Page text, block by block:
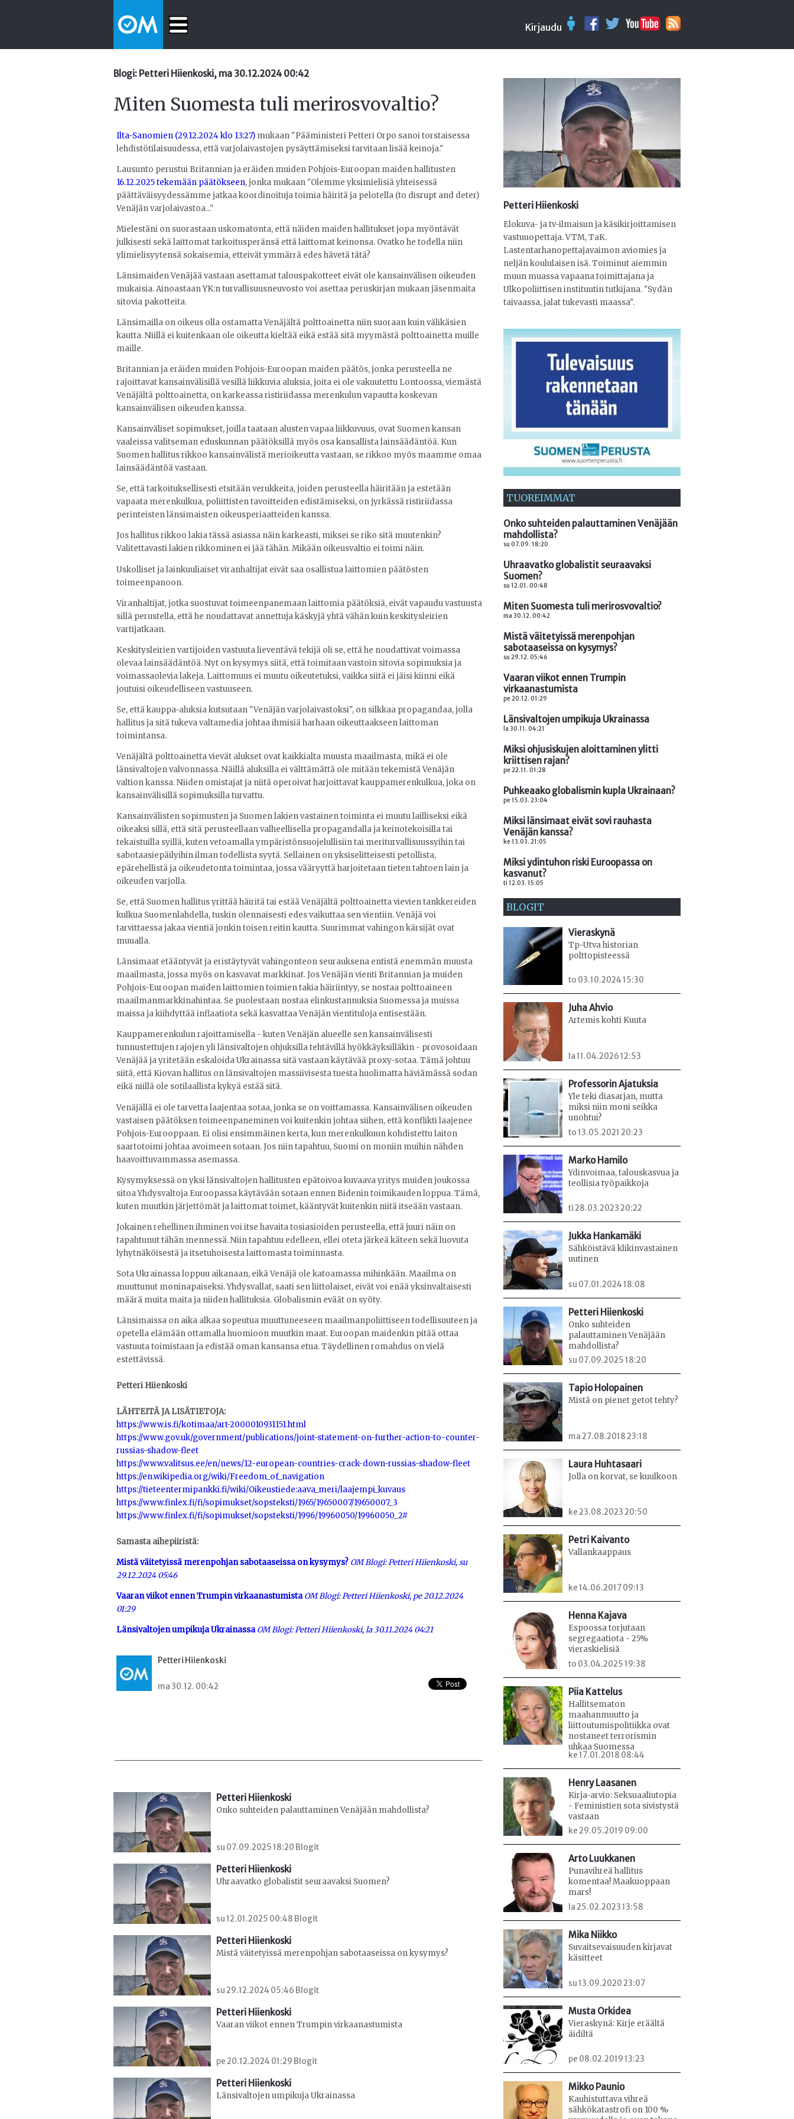
Kirjaudu
Blogi: Petteri Hiienkoski, ma 30.12.2024 00:42
Miten Suomesta tuli merirosvovaltio?
Ilta-Sanomien (29.12.2024 klo 13:27) mukaan "Pääministeri Petteri Orpo sanoi torstaisessa
lehdistötilaisuudessa, että varjolaivastojen pysäyttämiseksi tarvitaan lisää keinoja."
Lausunto perustui Britannian ja eräiden muiden Pohjois-Euroopan maiden hallitusten
16.12.2025 tekemään päätökseen, jonka mukaan "Olemme yksimielisiä yhteisessä
päättäväisyydessämme jatkaa koordinoituja toimia häiritä ja pelotella (to disrupt and deter)
Venäjän varjolaivastoa..."
Mielestäni on suorastaan uskomatonta, että näiden maiden hallitukset jopa myöntävät
julkisesti sekä laittomat tarkoitusperänsä että laittomat keinonsa. Ovatko he todella niin
ylimielisyytensä sokaisemia, etteivät ymmärrä edes hävetä tätä?
Länsimaiden Venäjää vastaan asettamat talouspakotteet eivät ole kansainvälisen oikeuden
mukaisia. Ainoastaan YK:n turvallisuusneuvosto voi asettaa peruskirjan mukaan jäsenmaita
sitovia pakotteita.
Länsimailla on oikeus olla ostamatta Venäjältä polttoainetta niin suoraan kuin välikäsien
kautta. Niillä ei kuitenkaan ole oikeutta kieltää eikä estää sitä myymästä polttoainetta muille
maille.
Britannian ja eräiden muiden Pohjois-Euroopan maiden päätös, jonka perusteella ne
rajoittavat kansainvälisillä vesillä liikkuvia aluksia, joita ei ole vakuutettu Lontoossa, viemästä
Venäjältä polttoainetta, on karkeassa ristiriidassa merenkulun vapautta koskevan
kansainvälisen oikeuden kanssa.
Kansainväliset sopimukset, joilla taataan alusten vapaa liikkuvuus, ovat Suomen kansan
vaaleissa valitseman eduskunnan päätöksillä myös osa kansallista lainsäädäntöä. Kun
Suomen hallitus rikkoo kansainvälistä merioikeutta vastaan, se rikkoo myös maamme omaa
lainsäädäntöä vastaan.
Se, että tarkoituksellisesti etsitään verukkeita, joiden perusteella häiritään ja estetään
vapaata merenkulkua, poliittisten tavoitteiden edistämiseksi, on jyrkässä ristiriidassa
perinteisten länsimaisten oikeusperiaatteiden kanssa.
Jos hallitus rikkoo lakia tässä asiassa näin karkeasti, miksei se riko sitä muutenkin?
Valitettavasti lakien rikkominen ei jää tähän. Mikään oikeusvaltio ei toimi näin.
Uskolliset ja lainkuuliaiset viranhaltijat eivät saa osallistua laittomien päätösten
toimeenpanoon.
Viranhaltijat, jotka suostuvat toimeenpanemaan laittomia päätöksiä, eivät vapaudu vastuusta
sillä perustella, että he noudattavat annettuja käskyjä yhtä vähän kuin keskitysleirien
vartijatkaan.
Keskitysleirien vartijoiden vastuuta lieventävä tekijä oli se, että he noudattivat voimassa
olevaa lainsäädäntöä. Nyt on kysymys siitä, että toimitaan vastoin sitovia sopimuksia ja
voimassaolevia lakeja. Laittomuus ei muutu oikeutetuksi, vaikka siitä ei jäisi kiinni eikä
joutuisi oikeudelliseen vastuuseen.
Se, että kauppa-aluksia kutsutaan "Venäjän varjolaivastoksi", on silkkaa propagandaa, jolla
hallitus ja sitä tukeva valtamedia johtaa ihmisiä harhaan oikeuttaakseen laittoman
toimintansa.
Venäjältä polttoainetta vievät alukset ovat kaikkialta muusta maailmasta, mikä ei ole
länsivaltojen valvonnassa. Näillä aluksilla ei välttämättä ole mitään tekemistä Venäjän
valtion kanssa. Niiden omistajat ja niitä operoivat harjoittavat kauppamerenkulkua, joka on
kansainvälisillä sopimuksilla turvattu.
Kansainvälisten sopimusten ja Suomen lakien vastainen toiminta ei muutu lailliseksi eikä
oikeaksi sillä, että sitä perusteellaan valheellisella propagandalla ja keinotekoisilla tai
tekaistuilla syillä, kuten vetoamalla ympäristönsuojelullisiin tai meriturvallisuussyihin tai
sabotaasiepäilyihin ilman todellista syytä. Sellainen on yksiselitteisesti petollista,
epärehellistä ja oikeudetonta toimintaa, jossa vääryyttä harjoitetaan tieten tahtoen lain ja
oikeuden varjolla.
Se, että Suomen hallitus yrittää häiritä tai estää Venäjältä polttoainetta vievien tankkereiden
kulkua Suomenlahdella, tuskin olennaisesti edes vaikuttaa sen vientiin. Venäjä voi
tarvittaessa jakaa vientiä jonkin toisen reitin kautta. Suurimmat vahingon kärsijät ovat
muualla.
Länsimaat etääntyvät ja eristäytyvät vahingonteon seurauksena entistä enemmän muusta
maailmasta, jossa myös on kasvavat markkinat. Jos Venäjän vienti Britannian ja muiden
Pohjois-Euroopan maiden laittomien toimien takia häiriintyy, se nostaa polttoaineen
maailmanmarkkinahintaa. Se puolestaan nostaa elinkustannuksia Suomessa ja muissa
maissa ja kiihdyttää inflaatiota sekä kasvattaa Venäjän vientituloja entisestään.
Kauppamerenkulun rajoittamisella - kuten Venäjän alueelle sen kansainvälisesti
tunnustettujen rajojen yli länsivaltojen ohjuksilla tehtävillä hyökkäyksilläkin - provosoidaan
Venäjää ja yritetään eskaloida Ukrainassa sitä vastaan käytävää proxy-sotaa. Tämä johtuu
siitä, että Kiovan hallitus on länsivaltojen massiivisesta tuesta huolimatta häviämässä sodan
eikä niillä ole sotilaallista kykyä estää sitä.
Venäjällä ei ole tarvetta laajentaa sotaa, jonka se on voittamassa. Kansainvälisen oikeuden
vastaisen päätöksen toimeenpaneminen voi kuitenkin johtaa siihen, että konflikti laajenee
Pohjois-Eurooppaan. Ei olisi ensimmäinen kerta, kun merenkulkuun kohdistettu laiton
saartotoimi johtaa avoimeen sotaan.Jos niin tapahtuu, Suomi on moniin muihin nähden
haavoittuvammassa asemassa.
Kysymyksessä on yksi länsivaltojen hallitusten epätoivoa kuvaava yritys muiden joukossa
sitoa Yhdysvaltoja Euroopassa käytävään sotaan ennen Bidenin toimikauden loppua. Tämä,
kuten muutkin järjettömät ja laittomat toimet, kääntyvät kuitenkin niitä itseään vastaan.
Jokainen rehellinen ihminen voi itse havaita tosiasioiden perusteella, että juuri näin on
tapahtunut tähän mennessä. Niin tapahtuu edelleen, ellei oteta järkeä käteen sekä luovuta
lyhytnäköisestä ja itsetuhoisesta laittomasta toiminnasta.
Sota Ukrainassa loppuu aikanaan, eikä Venäjä ole katoamassa mihinkään. Maailma on
muuttunut moninapaiseksi. Yhdysvallat, saati sen liittolaiset, eivät voi enää yksinvaltaisesti
määrä muita maita ja niiden hallituksia. Globalismin eväät on syöty.
Länsimaissa on aika alkaa sopeutua muuttuneeseen maailmanpoliittiseen todellisuuteen ja
opetella elämään ottamalla huomioon muutkin maat. Euroopan maidenkin pitää ottaa
vastuuta toimistaan ja edistää oman kansansa etua. Täydellinen romahdus on vielä
estettävissä.
Petteri Hiienkoski
LÄHTEITÄ JA LISÄTIETOJA:
https://www.is.fi/kotimaa/art-2000010931151.html
https://www.gov.uk/government/publications/joint-statement-on-further-action-to-counter-
russias-shadow-fleet
https://www.valitsus.ee/en/news/12-european-countries-crack-down-russias-shadow-fleet
https://en.wikipedia.org/wiki/Freedom_of_navigation
https://tieteentermipankki.fi/wiki/Oikeustiede:aava_meri/laajempi_kuvaus
https://www.finlex.fi/fi/sopimukset/sopsteksti/1965/19650007/19650007_3
https://www.finlex.fi/fi/sopimukset/sopsteksti/1996/19960050/19960050_2#
Samasta aihepiiristä:
Mistä väitetyissä merenpohjan sabotaaseissa on kysymys? OM Blogi: Petteri Hiienkoski, su
29.12.2024 05:46
Vaaran viikot ennen Trumpin virkaanastumistaOM Blogi: Petteri Hiienkoski, pe 20.12.2024
01:29
Länsivaltojen umpikuja UkrainassaOM Blogi: Petteri Hiienkoski, la 30.11.2024 04:21
Petteri Hiienkoski
ma 30.12. 00:42
Petteri Hiienkoski
Onko suhteiden palauttaminen Venäjään mahdollista?
su 07.09.2025 18:20 Blogit
Petteri Hiienkoski
Uhraavatko globalistit seuraavaksi Suomen?
su 12.01.2025 00:48 Blogit
Petteri Hiienkoski
Mistä väitetyissä merenpohjan sabotaaseissa on kysymys?
su 29.12.2024 05:46 Blogit
Petteri Hiienkoski
Vaaran viikot ennen Trumpin virkaanastumista
pe 20.12.2024 01:29 Blogit
Petteri Hiienkoski
Länsivaltojen umpikuja Ukrainassa
Petteri Hiienkoski
Elokuva- ja tv-ilmaisun ja käsikirjoittamisen
vastuuopettaja. VTM, TaK.
Lastentarhanopettajavaimon aviomies ja
neljän koululaisen isä. Toiminut aiemmin
muun muassa vapaana toimittajana ja
Ulkopoliittisen instituutin tutkijana. "Sydän
taivaassa, jalat tukevasti maassa".
TUOREIMMAT
Onko suhteiden palauttaminen Venäjään
mahdollista?
su 07.09. 18:20
Uhraavatko globalistit seuraavaksi
Suomen?
su 12.01. 00:48
Miten Suomesta tuli merirosvovaltio?
ma 30.12. 00:42
Mistä väitetyissä merenpohjan
sabotaaseissa on kysymys?
su 29.12. 05:46
Vaaran viikot ennen Trumpin
virkaanastumista
pe 20.12. 01:29
Länsivaltojen umpikuja Ukrainassa
la 30.11. 04:21
Miksi ohjusiskujen aloittaminen ylitti
kriittisen rajan?
pe 22.11. 01:28
Puhkeaako globalismin kupla Ukrainaan?
pe 15.03. 23:04
Miksi länsimaat eivät sovi rauhasta
Venäjän kanssa?
ke 13.03. 21:05
Miksi ydintuhon riski Euroopassa on
kasvanut?
ti 12.03. 15:05
BLOGIT
Vieraskynä
Tp-Utva historian
polttopisteessä
to 03.10.2024 15:30
Juha Ahvio
Artemis kohti Kuuta
la 11.04.2026 12:53
Professorin Ajatuksia
Yle teki diasarjan, mutta
miksi niin moni seikka
unohtui?
to 13.05.2021 20:23
Marko Hamilo
Ydinvoimaa, talouskasvua ja
teollisia työpaikkoja
ti 28.03.2023 20:22
Jukka Hankamäki
Sähköistävä klikinvastainen
uutinen
su 07.01.2024 18:08
Petteri Hiienkoski
Onko suhteiden
palauttaminen Venäjään
mahdollista?
su 07.09.2025 18:20
Tapio Holopainen
Mistä on pienet getot tehty?
ma 27.08.2018 23:18
Laura Huhtasaari
Jolla on korvat, se kuulkoon
ke 23.08.2023 20:50
Petri Kaivanto
Vallankaappaus
ke 14.06.2017 09:13
Henna Kajava
Espoossa torjutaan
segregaatiota - 25%
vieraskielisiä
to 03.04.2025 19:38
Piia Kattelus
Hallitsematon
maahanmuutto ja
liittoutumispolitiikka ovat
nostaneet terrorismin
uhkaa Suomessa
ke 17.01.2018 08:44
Henry Laasanen
Kirja-arvio: Seksuaaliutopia
- Feministien sota sivistystä
vastaan
ke 29.05.2019 09:00
Arto Luukkanen
Punavihreä hallitus
komentaa! Maakuoppaan
mars!
la 25.02.2023 13:58
Mika Niikko
Suvaitsevaisuuden kirjavat
käsitteet
su 13.09.2020 23:07
Musta Orkidea
Vieraskynä: Kirje eräältä
äidiltä
pe 08.02.2019 13:23
Mikko Paunio
Kauhistuttava vihreä
sähkökatastrofi on 100 %